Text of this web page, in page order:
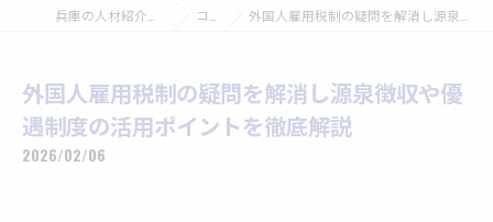
コラム 外国人雇用税制の疑問を解消し源泉徴収や優遇制度の活用ポイントを徹底解説
外国人雇用税制の疑問を解消し源泉徴収や優
遇制度の活用ポイントを徹底解説
2026/02/06